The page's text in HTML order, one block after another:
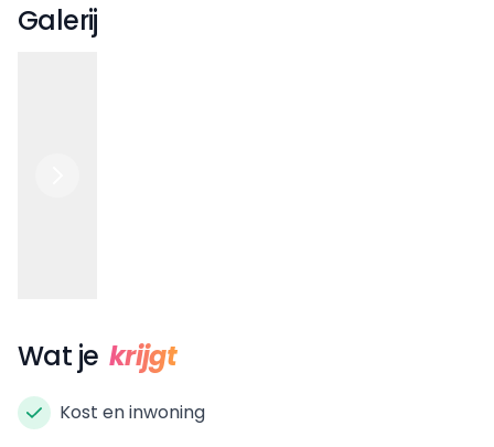
Galerij
Wat je krijgt
Kost en inwoning